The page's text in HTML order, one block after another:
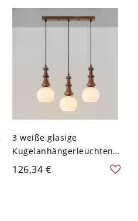
Angepasst für LED &
Glühlampe &
3 weiße glasige
Kugelanhängerleuchten
für die Kücheninsel,
geeignet für LED-,
126,34 €